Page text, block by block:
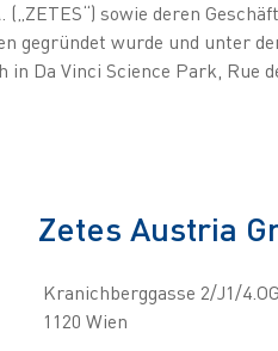
sowie deren
wurde und unter
Da Vinci Science Park, Rue
Zetes Austria
Kranichberggasse 2/J1/4.OG
1120 Wien